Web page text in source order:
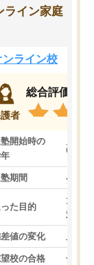
ライン家庭
ンライン校
者
総合評価
開始時の
高3
期間 4ヵ月
た目的
大学
対策
値の変化 上が
校の合格 合格